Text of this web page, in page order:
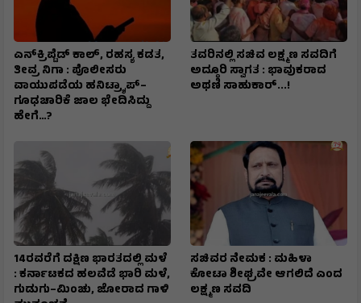
ಎನ್‌ಕ್ರಿಪ್ಟೆಡ್‌ ಕಾಲ್‌, ರಹಸ್ಯ ಕಡತ,
ತೀವ್ರ ನಿಗಾ : ಪೊಲೀಸರು
ವಾಯುಪಡೆಯ ಹನಿಟ್ರ್ಯಾಪ್–
ಗೂಢಚಾರಿಕೆ ಜಾಲ ಭೇದಿಸಿದ್ದು
ಹೇಗೆ…?
ತವರಿನಲ್ಲಿ ಸಚಿವ ಲಕ್ಷ್ಮಣ ಸವದಿಗೆ
ಅದ್ಧೂರಿ ಸ್ವಾಗತ : ಭಾವುಕರಾದ
ಅಥಣಿ ಸಾಹುಕಾರ್...!
14ರವರೆಗೆ ದಕ್ಷಿಣ ಭಾರತದಲ್ಲಿ ಮಳೆ
: ಕರ್ನಾಟಕದ ಹಲವೆಡೆ ಭಾರಿ ಮಳೆ,
ಗುಡುಗು–ಮಿಂಚು, ಜೋರಾದ ಗಾಳಿ
ಸಚಿವರ ನೇಮಕ : ಮಹಿಳಾ
ಕೋಟಾ ಶೀಘ್ರವೇ ಆಗಲಿದೆ ಎಂದ
ಲಕ್ಷ್ಮಣ ಸವದಿ